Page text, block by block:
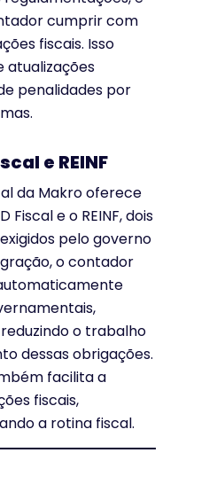
cumprir com
fiscais. Isso
atualizações
penalidades por
e REINF
da Makro oferece
e o REINF, dois
pelo governo
o contador
o trabalho
dessas obrigações.
facilita a
fiscais,
a rotina fiscal.